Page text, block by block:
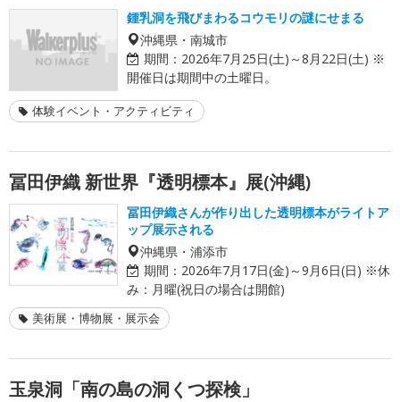
鍾乳洞を飛びまわるコウモリの謎にせまる
沖縄県・南城市
期間： 2026年7月25日(土)～8月22日(土) ※
開催日は期間中の土曜日。
体験イベント・アクティビティ
冨田伊織 新世界『透明標本』展(沖縄)
冨田伊織さんが作り出した透明標本がライトア
ップ展示される
沖縄県・浦添市
期間： 2026年7月17日(金)～9月6日(日) ※休
み：月曜(祝日の場合は開館)
美術展・博物展・展示会
玉泉洞「南の島の洞くつ探検」